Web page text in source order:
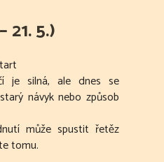
21. 5.)
je silná, ale dnes se
návyk nebo způsob
může spustit řetěz
tomu.